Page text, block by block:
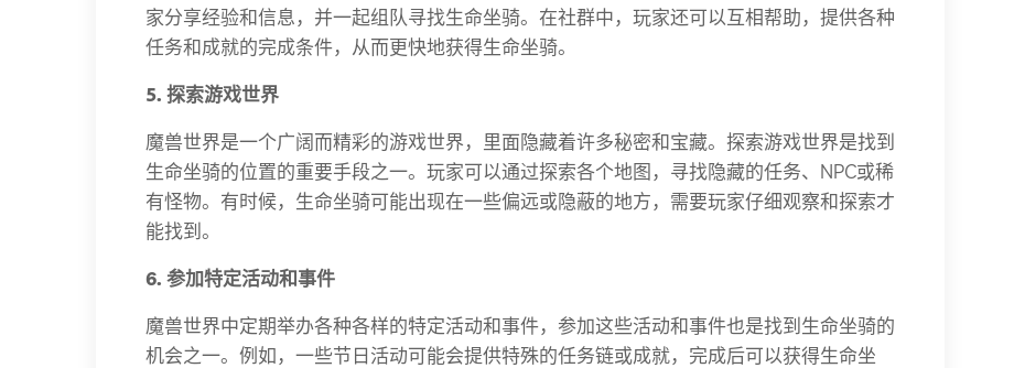
家分享经验和信息，并一起组队寻找生命坐骑。在社群中，玩家还可以互相帮助，提供各种
任务和成就的完成条件，从而更快地获得生命坐骑。
5. 探索游戏世界
魔兽世界是一个广阔而精彩的游戏世界，里面隐藏着许多秘密和宝藏。探索游戏世界是找到
生命坐骑的位置的重要手段之一。玩家可以通过探索各个地图，寻找隐藏的任务、NPC或稀
有怪物。有时候，生命坐骑可能出现在一些偏远或隐蔽的地方，需要玩家仔细观察和探索才
能找到。
6. 参加特定活动和事件
魔兽世界中定期举办各种各样的特定活动和事件，参加这些活动和事件也是找到生命坐骑的
机会之一。例如，一些节日活动可能会提供特殊的任务链或成就，完成后可以获得生命坐